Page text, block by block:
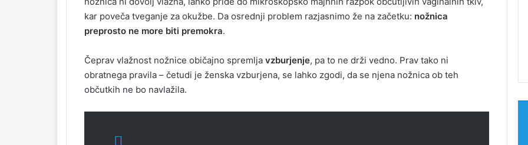
kar poveča tveganje za okužbe. Da osrednji problem razjasnimo že na začetku: nožnica
preprosto ne more biti premokra.
Čeprav vlažnost nožnice običajno spremlja vzburjenje, pa to ne drži vedno. Prav tako ni
obratnega pravila – četudi je ženska vzburjena, se lahko zgodi, da se njena nožnica ob teh
občutkih ne bo navlažila.